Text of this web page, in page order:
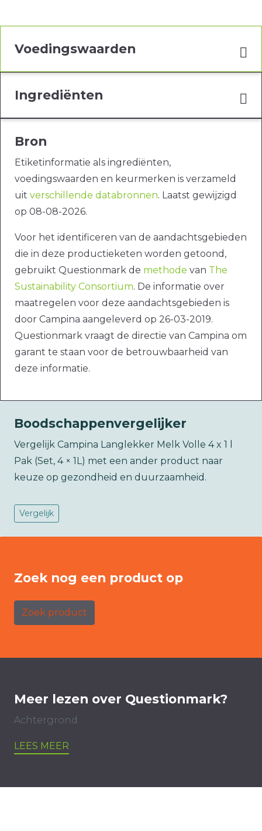
Voedingswaarden
Ingrediënten
Bron
Etiketinformatie als ingrediënten,
voedingswaarden en keurmerken is verzameld
uit verschillende databronnen. Laatst gewijzigd
op 08-08-2026.
Voor het identificeren van de aandachtsgebieden
die in deze productieketen worden getoond,
gebruikt Questionmark de methode van The
Sustainability Consortium. De informatie over
maatregelen voor deze aandachtsgebieden is
door Campina aangeleverd op 26-03-2019.
Questionmark vraagt de directie van Campina om
garant te staan voor de betrouwbaarheid van
deze informatie.
Boodschappenvergelijker
Vergelijk Campina Langlekker Melk Volle 4 x 1 l
Pak (Set, 4 × 1L) met een ander product naar
keuze op gezondheid en duurzaamheid.
Vergelijk
Zoek nog een product op
Zoek product
Meer lezen over Questionmark?
Achtergrond
LEES MEER